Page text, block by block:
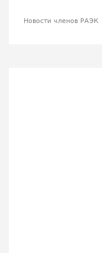
Новости членов РАЭК